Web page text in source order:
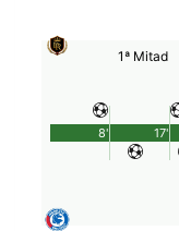
1ª Mitad
8' 17'